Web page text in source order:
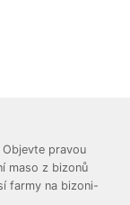
pravou
maso z bizonů
farmy na bizoni-